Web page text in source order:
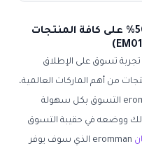
كود خصم سوق رمان يصل إلى 50% على كافة المنتجات
تسوق على الإطلاق
من أهم الماركات العالمية،
التسوق بكل سهولة
لك ووضعه في حقيبة التسوق
الذي سوف يوفر